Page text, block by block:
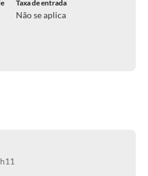
Taxa de entrada
Não se aplica